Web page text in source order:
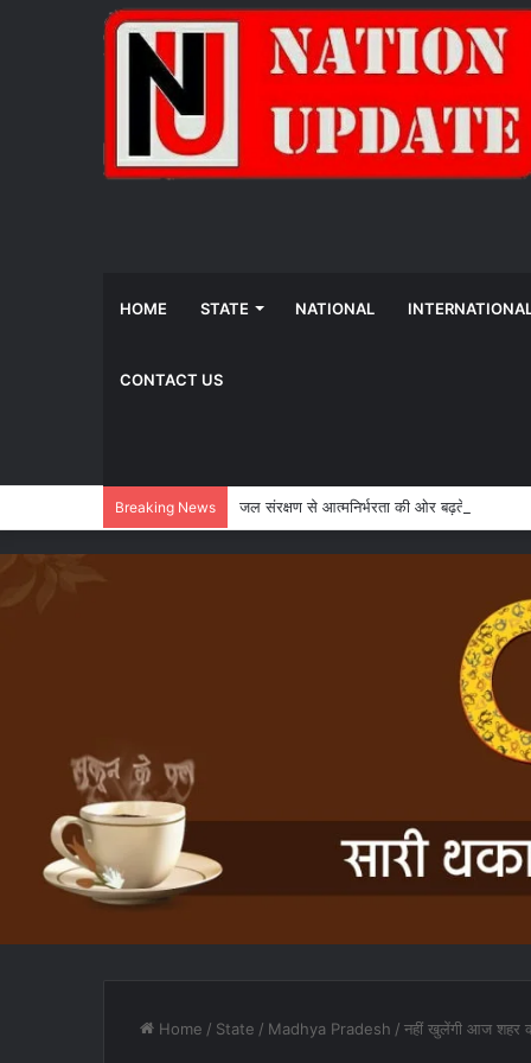
HOME STATE NATIONAL
CONTACT US
Breaking News जल संरक्षण से आत्मनिर्भरता की ओर बढ़ते किसान,
Home / State / Madhya Pradesh / नहीं खुलेंगी आज शहर